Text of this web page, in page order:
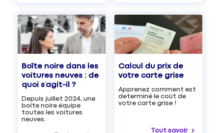
Boîte noire dans les
voitures neuves : de
quoi s’agit-il ?
Depuis juillet 2024, une
boîte noire équipe
toutes les voitures
neuves.
Calcul du prix de
votre carte grise
Apprenez comment est
determiné le coût de
votre carte grise !
Tout savoir